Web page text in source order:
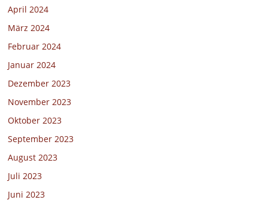
April 2024
März 2024
Februar 2024
Januar 2024
Dezember 2023
November 2023
Oktober 2023
September 2023
August 2023
Juli 2023
Juni 2023